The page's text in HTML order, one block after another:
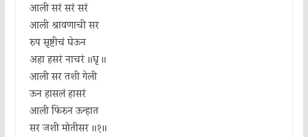
आली सरं सरं सरं
आली श्रावणाची सर
रुप सृष्टीचं घेऊन
अहा हसरं नाचरं ॥धृ ॥
आली सर तशी गेली
ऊन हासलं हासरं
आली फिरुन ऊन्हात
सर जशी मोतीसर ॥१॥